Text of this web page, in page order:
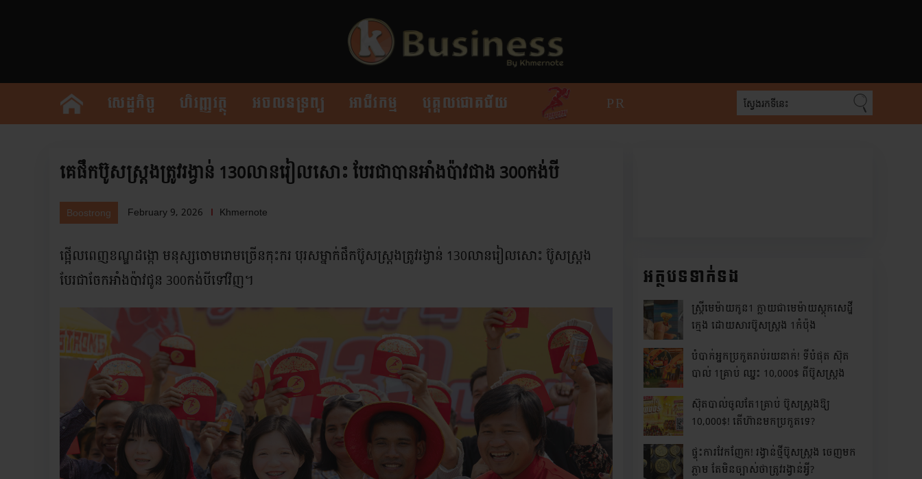
សេដ្ឋកិច្ច ហិរញ្ញវត្ថុ អចលនទ្រព្យ អាជីវកម្ម បុគ្គលជោគជ័យ PR
គេផឹកប៊ូសស្រ្តងត្រូវរង្វាន់ 130លានរៀលសោះ បែរជាបានអាំងប៉ាវជាង 300កង់បី
Boostrong February 9, 2026 Khmernote
ផ្អើលពេញខណ្ឌដង្កោ មនុស្សចោមរោមច្រើនកុះករ បុរសម្នាក់ផឹកប៊ូសស្រ្តងត្រូវរង្វាន់ 130លានរៀលសោះ ប៊ូសស្រ្តង
បែរជាចែកអាំងប៉ាវជូន 300កង់បីទៅវិញ។
អត្ថបទទាក់ទង
ស្រ្តីមេម៉ាយកូន1 ក្លាយជាមេម៉ាយស្តុកសេដ្ឋី
ក្មេង ដោយសារប៊ូសស្រ្តង 1កំប៉ុង
បំបាក់អ្នកប្រកួតរាប់រយនាក់! ទីបំផុត ស៊ុត
បាល់ 1គ្រាប់ ឈ្នះ 10,000$ ពីប៊ូសស្រ្តង
ស៊ុតបាល់ចូលតែ1គ្រាប់ ប៊ូសស្រ្តងឱ្យ
10,000$! តើហ៊ានមកប្រកួតទេ?
ផ្ទុះការវែកញែក! រង្វាន់ថ្មីប៊ូសស្រ្តង ចេញមក
ភ្លាម តែមិនច្បាស់ថាត្រូវរង្វាន់អ្វី?